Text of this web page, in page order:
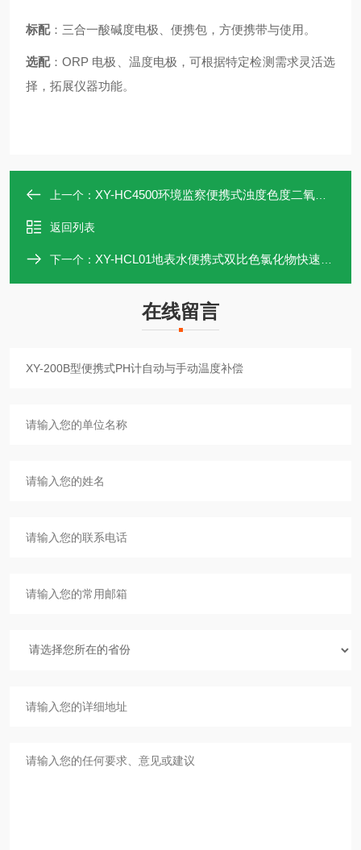
标配：三合一酸碱度电极、便携包，方便携带与使用。
选配：ORP 电极、温度电极，可根据特定检测需求灵活选
择，拓展仪器功能。
上一个： XY-HC4500环境监察便携式浊度色度二氧化氯PH测定仪
返回列表
下一个： XY-HCL01地表水便携式双比色氯化物快速测定仪
在线留言